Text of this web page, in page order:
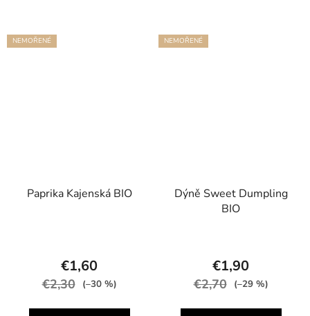
NEMOŘENÉ
Paprika Kajenská BIO
€1,60
€2,30 (–30 %)
NEMOŘENÉ
Dýně Sweet Dumpling
BIO
€1,90
€2,70 (–29 %)